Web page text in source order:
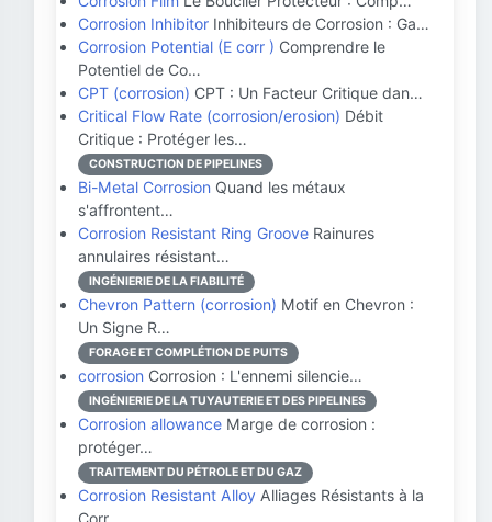
Corrosion Inhibitor Inhibiteurs de Corrosion : Ga…
Corrosion Potential (E corr ) Comprendre le
Potentiel de Co…
CPT (corrosion) CPT : Un Facteur Critique dan…
Critical Flow Rate (corrosion/erosion) Débit
Critique : Protéger les…
CONSTRUCTION DE PIPELINES
Bi-Metal Corrosion Quand les métaux
s'affrontent…
Corrosion Resistant Ring Groove Rainures
annulaires résistant…
INGÉNIERIE DE LA FIABILITÉ
Chevron Pattern (corrosion) Motif en Chevron :
Un Signe R…
FORAGE ET COMPLÉTION DE PUITS
corrosion Corrosion : L'ennemi silencie…
INGÉNIERIE DE LA TUYAUTERIE ET DES PIPELINES
Corrosion allowance Marge de corrosion :
protéger…
TRAITEMENT DU PÉTROLE ET DU GAZ
Corrosion Resistant Alloy Alliages Résistants à la
Corr…